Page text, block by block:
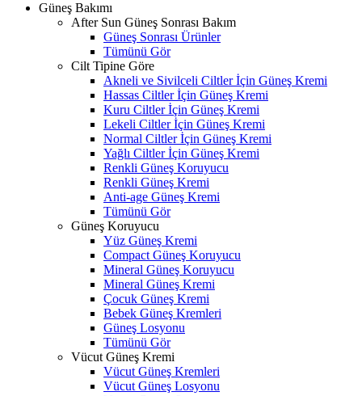
Güneş Bakımı
After Sun Güneş Sonrası Bakım
Güneş Sonrası Ürünler
Tümünü Gör
Cilt Tipine Göre
Akneli ve Sivilceli Ciltler İçin Güneş Kremi
Hassas Ciltler İçin Güneş Kremi
Kuru Ciltler İçin Güneş Kremi
Lekeli Ciltler İçin Güneş Kremi
Normal Ciltler İçin Güneş Kremi
Yağlı Ciltler İçin Güneş Kremi
Renkli Güneş Koruyucu
Renkli Güneş Kremi
Anti-age Güneş Kremi
Tümünü Gör
Güneş Koruyucu
Yüz Güneş Kremi
Compact Güneş Koruyucu
Mineral Güneş Koruyucu
Mineral Güneş Kremi
Çocuk Güneş Kremi
Bebek Güneş Kremleri
Güneş Losyonu
Tümünü Gör
Vücut Güneş Kremi
Vücut Güneş Kremleri
Vücut Güneş Losyonu